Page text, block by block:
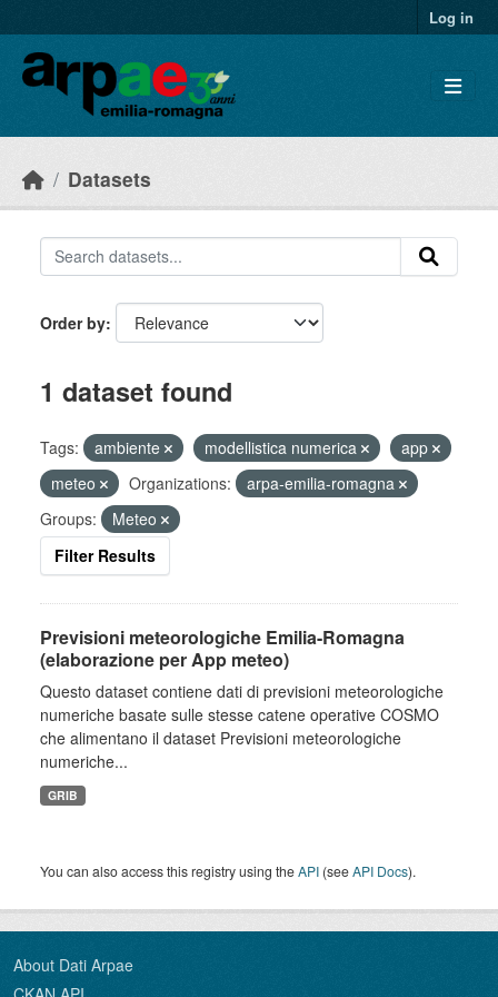
Log in
Datasets
Order by
1 dataset found
Tags: ambiente modellistica numerica
app
meteo
Organizations:
arpa-emilia-romagna
Groups:
Meteo
Filter Results
Previsioni meteorologiche Emilia-Romagna
(elaborazione per App meteo)
Questo dataset contiene dati di previsioni meteorologiche
numeriche basate sulle stesse catene operative COSMO
che alimentano il dataset Previsioni meteorologiche
numeriche...
GRIB
You can also access this registry using theAPI (seeAPI Docs).
About Dati Arpae